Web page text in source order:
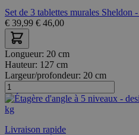
Set de 3 tablettes murales Sheldon
€ 39,99 € 46,00
Longueur: 20 cm
Hauteur: 127 cm
Largeur/profondeur: 20 cm
Livraison rapide